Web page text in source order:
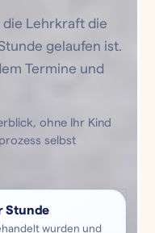
Lehrkraft die
gelaufen ist.
Termine und
ohne Ihr Kind
selbst
Stunde
wurden und